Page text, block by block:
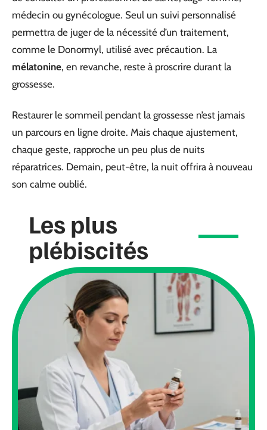
médecin ou gynécologue. Seul un suivi personnalisé
permettra de juger de la nécessité d’un traitement,
comme le Donormyl, utilisé avec précaution. La
mélatonine, en revanche, reste à proscrire durant la
grossesse.
Restaurer le sommeil pendant la grossesse n’est jamais
un parcours en ligne droite. Mais chaque ajustement,
chaque geste, rapproche un peu plus de nuits
réparatrices. Demain, peut-être, la nuit offrira à nouveau
son calme oublié.
Les plus
plébiscités